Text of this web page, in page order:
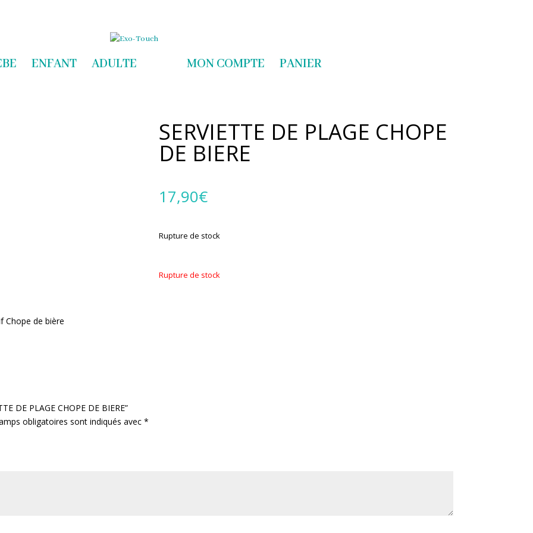
ENFANT ADULTE MON COMPTE PANIER
SERVIETTE DE PLAGE CHOPE
DE BIERE
17,90€
Rupture de stock
Rupture de stock
Chope de bière
DE PLAGE CHOPE DE BIERE”
obligatoires sont indiqués avec*